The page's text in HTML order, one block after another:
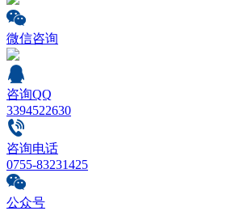
微信咨询
咨询QQ
3394522630
咨询电话
0755-83231425
公众号